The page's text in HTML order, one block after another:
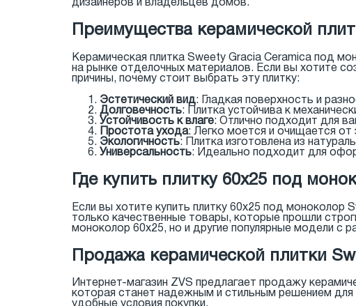
дизайнеров и владельцев домов.
Преимущества керамической
Керамическая плитка Sweety Gracia Ceramica под
на рынке отделочных материалов. Если вы хотите
причины, почему стоит выбрать эту плитку:
Эстетический вид: Гладкая поверхность и
Долговечность: Плитка устойчива к
Устойчивость к влаге: Отлично подходит для
Простота ухода: Легко моется и очищается от
Экологичность: Плитка изготовлена из
Универсальность: Идеально подходит для
Где купить плитку 60x25 под
Если вы хотите купить плитку 60x25 под моноколор
только качественные товары, которые прошли
моноколор 60x25, но и другие популярные модели с
Продажа керамической плитки
Интернет-магазин ZVS предлагает продажу
которая станет надежным и стильным решением